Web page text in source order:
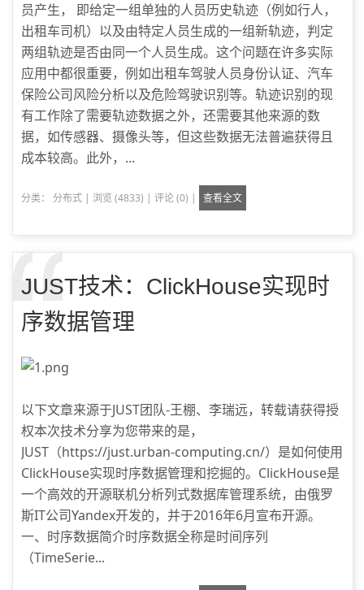
员产生， 即给定一组单独的人员历史轨迹（例如行人，
出租车司机）以及由特定人员生成的一组新轨迹，判定
两组轨迹是否由同一个人员生成。这个问题在许多实际
应用中都很重要，例如出租车驾驶人员身份认证、汽车
保险公司风险分析以及危险驾驶识别等。轨迹识别的现
有工作除了需要轨迹数据之外，还需要其他来源的数
据，如传感器、摄像头等，但这些数据无法普遍获得且
成本较高。此外，...
分类： 分布式 | 浏览 (4833) | 评论 (0) | 查看全文
JUST技术：ClickHouse实现时
序数据管理
以下文章来源于JUST团队-王棚、李瑞远，转载请获得授
权本次技术分享为您带来的是，
JUST（https://just.urban-computing.cn/）是如何使用
ClickHouse实现时序数据管理和挖掘的。ClickHouse是
一个高效的开源联机分析列式数据库管理系统，由俄罗
斯IT公司Yandex开发的，并于2016年6月宣布开源。
一、时序数据简介时序数据全称是时间序列
（TimeSerie...